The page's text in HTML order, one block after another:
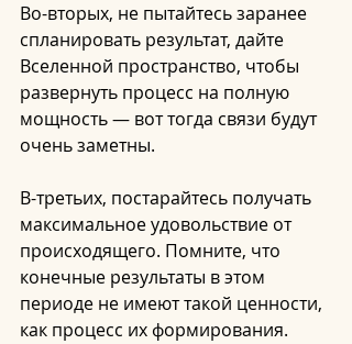
Во-вторых, не пытайтесь заранее
спланировать результат, дайте
Вселенной пространство, чтобы
развернуть процесс на полную
мощность — вот тогда связи будут
очень заметны.
В-третьих, постарайтесь получать
максимальное удовольствие от
происходящего. Помните, что
конечные результаты в этом
периоде не имеют такой ценности,
как процесс их формирования.